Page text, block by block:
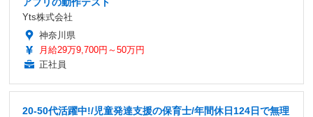
Yts株式会社
神奈川県
月給29万9,700円～50万円
正社員
20-50代活躍中!/児童発達支援の保育士/年間休日124日で無理